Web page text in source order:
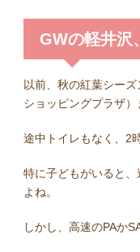
GWの軽井沢
以前、秋の紅葉シー
ショッピングプラザ）
途中トイレもなく、2
特に子どもがいると
よね。
しかし、高速のPAか